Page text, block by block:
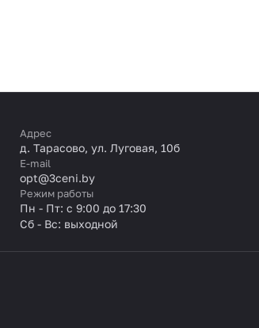
Адрес
д. Тарасово, ул. Луговая, 10б
E-mail
opt@3ceni.by
Режим работы
Пн - Пт: с 9:00 до 17:30
Сб - Вс: выходной